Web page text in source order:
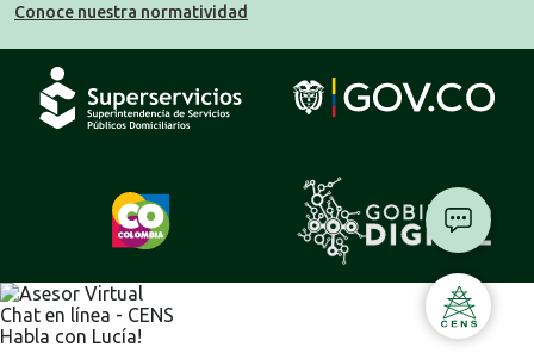
Conoce nuestra normatividad
Chat en línea - CENS
Habla con Lucía!